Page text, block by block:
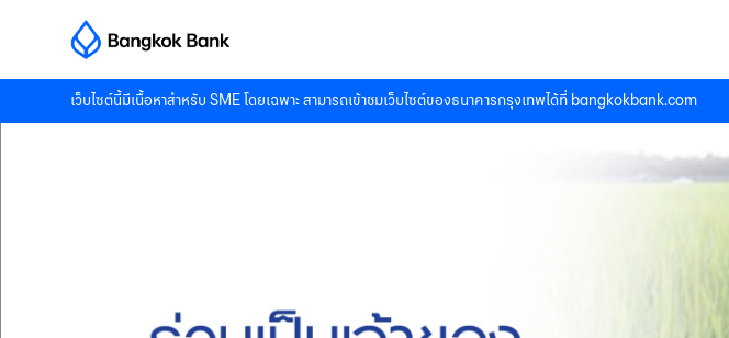
เว็บไซต์นี้มีเนื้อหาสำหรับ SME โดยเฉพาะ สามารถเข้าชมเว็บไซต์ของธนาคารกรุงเทพได้ที่ bangkokbank.com